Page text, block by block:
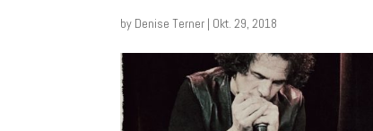
by Denise Terner | Okt. 29, 2018